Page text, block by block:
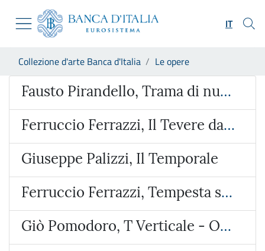
Skip to Main Content
Vai al sito istituzionale
Vai al menu di navigazione
Vai alla ricerca
Vai al footer
IT
Collezione d'arte Banca d'Italia Le opere
Opera
Fausto Pirandello, Trama di nudo
Ferruccio Ferrazzi, Il Tevere da via Ripetta
Giuseppe Palizzi, Il Temporale
Ferruccio Ferrazzi, Tempesta sulla valle dell’Aniene
Giò Pomodoro, T Verticale - Orizzontale